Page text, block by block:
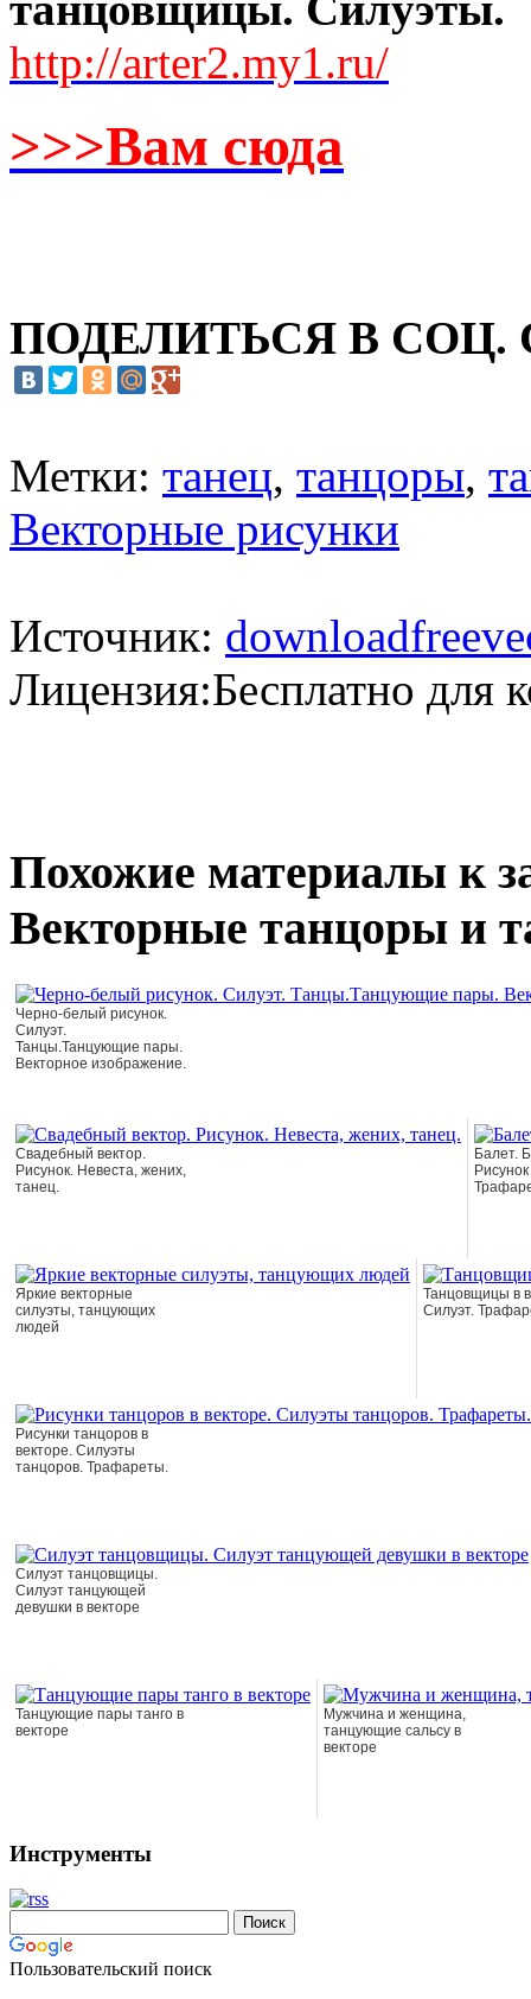
http://arter2.my1.ru/
>>>Вам сюда
ПОДЕЛИТЬСЯ В СОЦ.
Метки: танец, танцоры,
Векторные рисунки
Источник:
Лицензия:Бесплатно для
Похожие материалы к
Векторные танцоры и
Черно-белый рисунок.
Силуэт.
Танцы.Танцующие пары.
Векторное изображение.
Свадебный вектор.
Рисунок. Невеста, жених,
танец.
Балет.
Яркие векторные
силуэты, танцующих
людей
Танцовщицы в
Силуэт.
Рисунки танцоров в
векторе. Силуэты
танцоров. Трафареты.
Силуэт танцовщицы.
Силуэт танцующей
девушки в векторе
Танцующие пары танго в
векторе
Мужчина и женщина,
танцующие сальсу в
векторе
Инструменты
Пользовательский поиск